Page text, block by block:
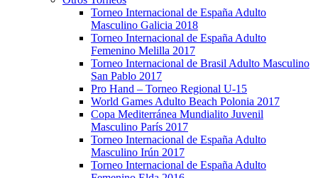
Torneo Internacional de España Adulto
Masculino Galicia 2018
Torneo Internacional de España Adulto
Femenino Melilla 2017
Torneo Internacional de Brasil Adulto Masculino
San Pablo 2017
Pro Hand – Torneo Regional U-15
World Games Adulto Beach Polonia 2017
Copa Mediterránea Mundialito Juvenil
Masculino París 2017
Torneo Internacional de España Adulto
Masculino Irún 2017
Torneo Internacional de España Adulto